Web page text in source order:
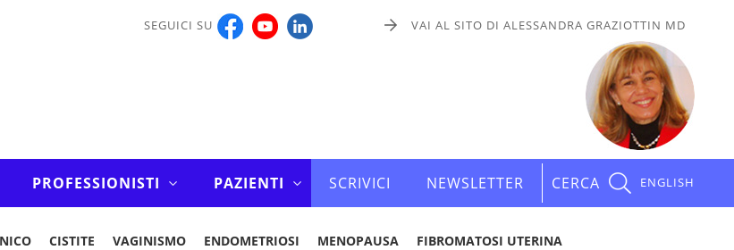
SEGUICI SU VAI AL SITO DI ALESSANDRA GRAZIOTTIN MD
PROFESSIONISTI PAZIENTI SCRIVICI NEWSLETTER CERCA ENGLISH
CISTITE VAGINISMO ENDOMETRIOSI MENOPAUSA FIBROMATOSI UTERINA